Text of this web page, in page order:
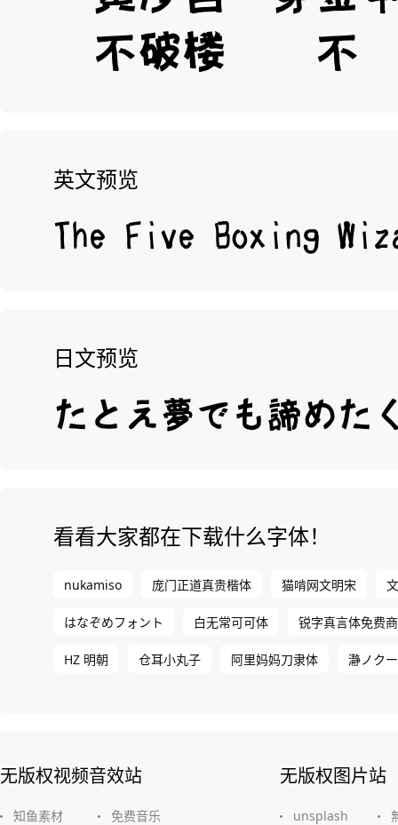
英文预览
日文预览
看看大家都在下载什么字体！
nukamiso 庞门正道真贵楷体 猫啃网文明宋
はなぞめフォント 白无常可可体 锐字真言体免费
HZ 明朝 仓耳小丸子 阿里妈妈刀隶体 瀞ノク
无版权视频音效站
知鱼素材
免费音乐
无版权图片站
unsplash